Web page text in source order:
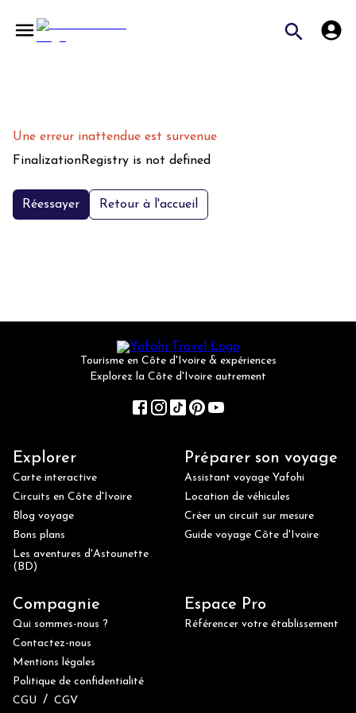
Une erreur inattendue est survenue
FinalizationRegistry is not defined
Réessayer Retour à l'accueil
Tourisme en Côte d'Ivoire & expériences
Explorez la Côte d'Ivoire autrement
Explorer
Carte interactive
Circuits en Côte d'Ivoire
Blog voyage
Bons plans
Les aventures d'Astounette
(BD)
Préparer son voyage
Assistant voyage Yafohi
Location de véhicules
Créer un circuit sur mesure
Guide voyage Côte d'Ivoire
Compagnie
Qui sommes-nous ?
Contactez-nous
Mentions légales
Politique de confidentialité
CGU / CGV
Espace Pro
Référencer votre établissement